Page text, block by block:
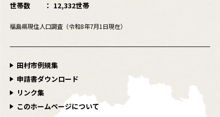
世帯数
12,332世帯
福島県現住人口調査（令和8年7月1日現在）
田村市例規集
申請書ダウンロード
リンク集
このホームページについて